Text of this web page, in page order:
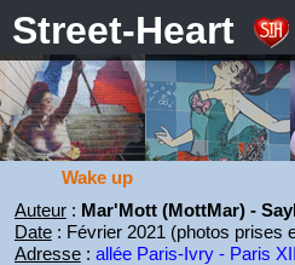
Street-Heart
Wake up
Auteur: Mar'Mott (MottMar) -
Date: Février 2021 (photos prises
Adresse: allée Paris-Ivry - Paris